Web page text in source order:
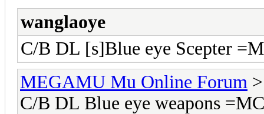
wanglaoye
C/B DL [s]Blue eye Scepter
MEGAMU Mu Online Forum
C/B DL Blue eye weapons